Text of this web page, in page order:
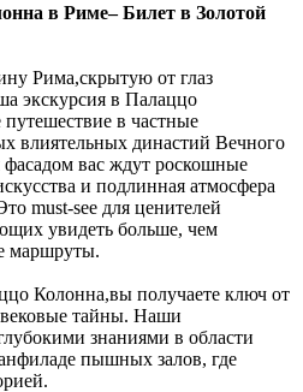
в Риме– Билет в Золотой
Рима,скрытую от глаз
экскурсия в Палаццо
в частные
влиятельных династий Вечного
вас ждут роскошные
и подлинная атмосфера
must-see для ценителей
увидеть больше, чем
маршруты.
Колонна,вы получаете ключ от
вековые тайны. Наши
знаниями в области
пышных залов, где